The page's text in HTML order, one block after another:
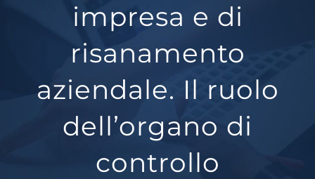
impresa e di
risanamento
aziendale. Il ruolo
dell’organo di
controllo